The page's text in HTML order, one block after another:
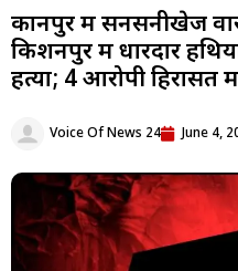
कानपुर में सनसनीखेज
किशनपुर में धारदार
हत्या; 4 आरोपी
Voice Of News 24 June 4,